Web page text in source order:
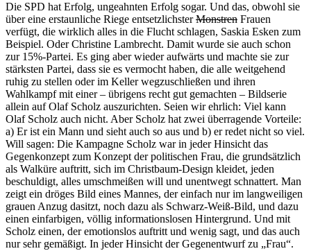
Die SPD hat Erfolg, ungeahnten Erfolg sogar. Und das, obwohl sie
über eine erstaunliche Riege entsetzlichsterMonstren Frauen
verfügt, die wirklich alles in die Flucht schlagen, Saskia Esken zum
Beispiel. Oder Christine Lambrecht. Damit wurde sie auch schon
zur 15%-Partei. Es ging aber wieder aufwärts und machte sie zur
stärksten Partei, dass sie es vermocht haben, die alle weitgehend
ruhig zu stellen oder im Keller wegzuschließen und ihren
Wahlkampf mit einer – übrigens recht gut gemachten – Bildserie
allein auf Olaf Scholz auszurichten. Seien wir ehrlich: Viel kann
Olaf Scholz auch nicht. Aber Scholz hat zwei überragende Vorteile:
a) Er ist ein Mann und sieht auch so aus und b) er redet nicht so viel.
Will sagen: Die Kampagne Scholz war in jeder Hinsicht das
Gegenkonzept zum Konzept der politischen Frau, die grundsätzlich
als Walküre auftritt, sich im Christbaum-Design kleidet, jeden
beschuldigt, alles umschmeißen will und unentwegt schnattert. Man
zeigt ein dröges Bild eines Mannes, der einfach nur im langweiligen
grauen Anzug dasitzt, noch dazu als Schwarz-Weiß-Bild, und dazu
einen einfarbigen, völlig informationslosen Hintergrund. Und mit
Scholz einen, der emotionslos auftritt und wenig sagt, und das auch
nur sehr gemäßigt. In jeder Hinsicht der Gegenentwurf zu „Frau“.